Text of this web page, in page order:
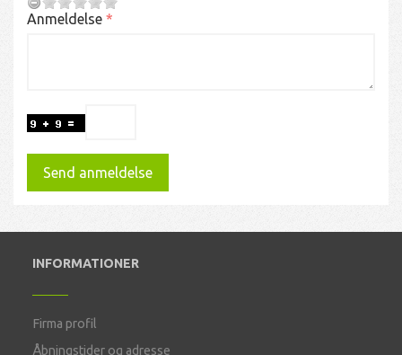
Anmeldelse
Send anmeldelse
INFORMATIONER
Firma profil
Åbningstider og adresse